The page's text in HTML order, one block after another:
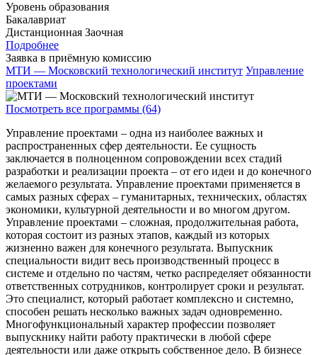
Уровень образования
Бакалавриат
Дистанционная Заочная
Подробнее
Заявка в приёмную комиссию
МТИ — Московский технологический институт Управление
проектами
Посмотреть все программы (64)
Управление проектами – одна из наиболее важных и
распространенных сфер деятельности. Ее сущность
заключается в полноценном сопровождении всех стадий
разработки и реализации проекта – от его идеи и до конечного
желаемого результата. Управление проектами применяется в
самых разных сферах – гуманитарных, технических, областях
экономики, культурной деятельности и во многом другом.
Управление проектами – сложная, продолжительная работа,
которая состоит из разных этапов, каждый из которых
жизненно важен для конечного результата. Выпускник
специальности видит весь производственный процесс в
системе и отдельно по частям, четко распределяет обязанности
ответственных сотрудников, контролирует сроки и результат.
Это специалист, который работает комплексно и системно,
способен решать несколько важных задач одновременно.
Многофункциональный характер профессии позволяет
выпускнику найти работу практически в любой сфере
деятельности или даже открыть собственное дело. В бизнесе